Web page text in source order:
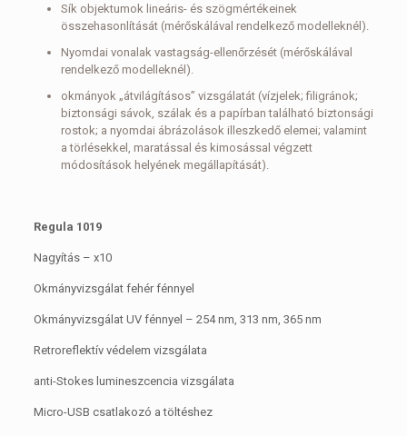
Sík objektumok lineáris- és szögmértékeinek
összehasonlítását (mérőskálával rendelkező modelleknél).
Nyomdai vonalak vastagság-ellenőrzését (mérőskálával
rendelkező modelleknél).
okmányok „átvilágításos” vizsgálatát (vízjelek; filigránok;
biztonsági sávok, szálak és a papírban található biztonsági
rostok; a nyomdai ábrázolások illeszkedő elemei; valamint
a törlésekkel, maratással és kimosással végzett
módosítások helyének megállapítását).
Regula 1019
Nagyítás – x10
Okmányvizsgálat fehér fénnyel
Okmányvizsgálat UV fénnyel – 254 nm, 313 nm, 365 nm
Retroreflektív védelem vizsgálata
anti-Stokes lumineszcencia vizsgálata
Micro-USB csatlakozó a töltéshez